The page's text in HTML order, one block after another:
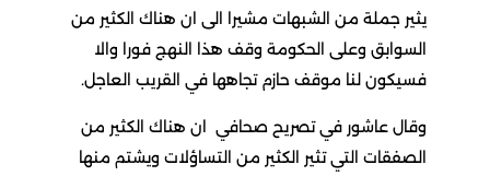
يثير جملة من الشبهات مشيرا الى ان هناك الكثير من
السوابق وعلى الحكومة وقف هذا النهج فورا والا
فسيكون لنا موقف حازم تجاهها في القريب العاجل.
وقال عاشور في تصريح صحافي ان هناك الكثير من
الصفقات التي تثير الكثير من التساؤلات ويشتم منها